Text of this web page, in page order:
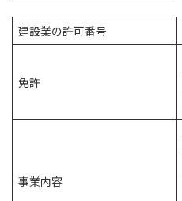
建設業の許可番号
免許
事業内容